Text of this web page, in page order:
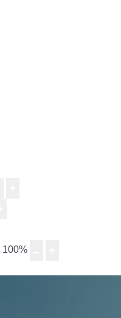
100%